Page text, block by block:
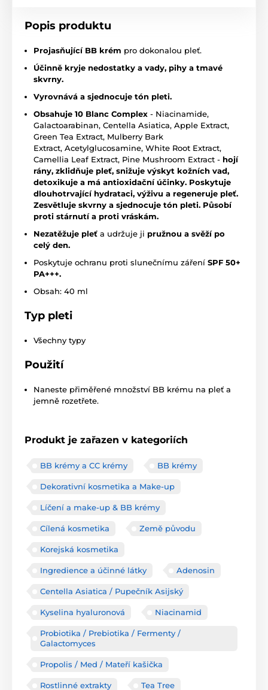
Popis produktu
Projasňující BB krém pro dokonalou pleť.
Účinně kryje nedostatky a vady, pihy a tmavé
skvrny.
Vyrovnává a sjednocuje tón pleti.
Obsahuje 10 Blanc Complex - Niacinamide,
Galactoarabinan, Centella Asiatica, Apple Extract,
Green Tea Extract, Mulberry Bark
Extract, Acetylglucosamine, White Root Extract,
Camellia Leaf Extract, Pine Mushroom Extract - hojí
rány, zklidňuje pleť, snižuje výskyt kožních vad,
detoxikuje a má antioxidační účinky. Poskytuje
dlouhotrvající hydrataci, výživu a regeneruje pleť.
Zesvětluje skvrny a sjednocuje tón pleti. Působí
proti stárnutí a proti vráskám.
Nezatěžuje pleť a udržuje ji pružnou a svěží po
celý den.
Poskytuje ochranu proti slunečnímu záření SPF 50+
PA+++.
Obsah: 40 ml
Typ pleti
Všechny typy
Použití
Naneste přiměřené množství BB krému na pleť a
jemně rozetřete.
Produkt je zařazen v kategoriích
BB krémy a CC krémy BB krémy
Dekorativní kosmetika a Make-up
Líčení a make-up & BB krémy
Cílená kosmetika Země původu
Korejská kosmetika
Ingredience a účinné látky Adenosin
Centella Asiatica / Pupečník Asijský
Kyselina hyaluronová Niacinamid
Probiotika / Prebiotika / Fermenty /
Galactomyces
Propolis / Med / Mateří kašička
Rostlinné extrakty Tea Tree